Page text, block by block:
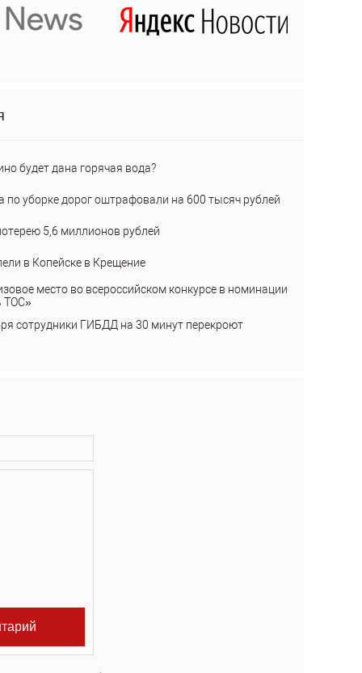
будет дана горячая вода?
по уборке дорог оштрафовали на 600 тысяч рублей
5,6 миллионов рублей
в Копейске в Крещение
место во всероссийском конкурсе в номинации
ТОС»
сотрудники ГИБДД на 30 минут перекроют